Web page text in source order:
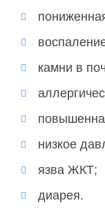
камни в
низкое
язва ЖКТ;
диарея.